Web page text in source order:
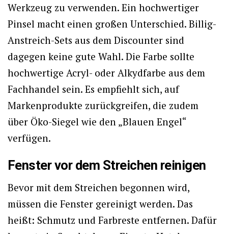
Werkzeug zu verwenden. Ein hochwertiger
Pinsel macht einen großen Unterschied. Billig-
Anstreich-Sets aus dem Discounter sind
dagegen keine gute Wahl. Die Farbe sollte
hochwertige Acryl- oder Alkydfarbe aus dem
Fachhandel sein. Es empfiehlt sich, auf
Markenprodukte zurückgreifen, die zudem
über Öko-Siegel wie den „Blauen Engel“
verfügen.
Fenster vor dem Streichen reinigen
Bevor mit dem Streichen begonnen wird,
müssen die Fenster gereinigt werden. Das
heißt: Schmutz und Farbreste entfernen. Dafür